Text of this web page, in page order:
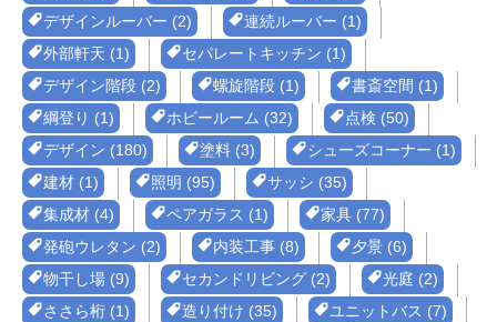
デザインルーバー (2)
連続ルーバー (1)
外部軒天 (1)
セパレートキッチン (1)
デザイン階段 (2)
螺旋階段 (1)
書斎空間 (1)
綱登り (1)
ホビールーム (32)
点検 (50)
デザイン (180)
塗料 (3)
シューズコーナー (1)
建材 (1)
照明 (95)
サッシ (35)
集成材 (4)
ペアガラス (1)
家具 (77)
発砲ウレタン (2)
内装工事 (8)
夕景 (6)
物干し場 (9)
セカンドリビング (2)
光庭 (2)
ささら桁 (1)
造り付け (35)
ユニットバス (7)